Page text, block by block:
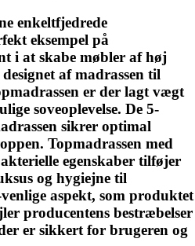
enkeltfjedrede
eksempel på
i at skabe møbler af høj
af madrassen til
er der lagt vægt
soveoplevelse. De 5-
sikrer optimal
Topmadrassen med
egenskaber tilføjer
og hygiejne til
aspekt, som produktet
producentens bestræbelser
er sikkert for brugeren og